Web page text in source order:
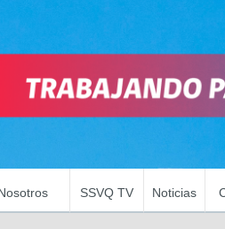
SSVQ TV Noticias